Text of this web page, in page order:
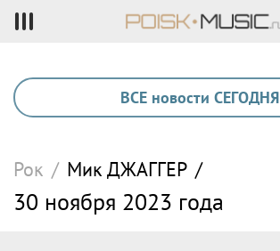
ВСЕ новости СЕГОДНЯ
Рок / Мик ДЖАГГЕР /
30 ноября 2023 года